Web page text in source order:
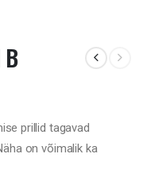
prillid tagavad
on võimalik ka